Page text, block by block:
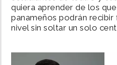
SHOW
quiera aprender de los
panameños podrán
nivel sin soltar un solo